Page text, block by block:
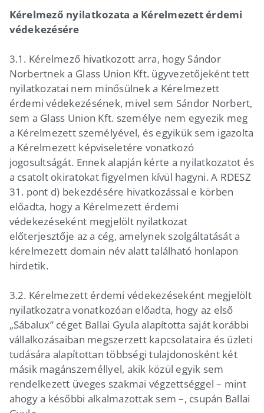
Kérelmező nyilatkozata a Kérelmezett érdemi
védekezésére
3.1. Kérelmező hivatkozott arra, hogy Sándor
Norbertnek a Glass Union Kft. ügyvezetőjeként tett
nyilatkozatai nem minősülnek a Kérelmezett
érdemi védekezésének, mivel sem Sándor Norbert,
sem a Glass Union Kft. személye nem egyezik meg
a Kérelmezett személyével, és egyikük sem igazolta
a Kérelmezett képviseletére vonatkozó
jogosultságát. Ennek alapján kérte a nyilatkozatot és
a csatolt okiratokat figyelmen kívül hagyni. A RDESZ
31. pont d) bekezdésére hivatkozással e körben
előadta, hogy a Kérelmezett érdemi
védekezéseként megjelölt nyilatkozat
előterjesztője az a cég, amelynek szolgáltatását a
kérelmezett domain név alatt található honlapon
hirdetik.
3.2. Kérelmezett érdemi védekezéseként megjelölt
nyilatkozatra vonatkozóan előadta, hogy az első
„Sábalux” céget Ballai Gyula alapította saját korábbi
vállalkozásaiban megszerzett kapcsolataira és üzleti
tudására alapítottan többségi tulajdonosként két
másik magánszeméllyel, akik közül egyik sem
rendelkezett üveges szakmai végzettséggel – mint
ahogy a későbbi alkalmazottak sem –, csupán Ballai